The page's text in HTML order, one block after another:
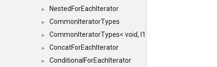
► NestedForEachIterator
► CommonIteratorTypes
► CommonIteratorTypes< void, I1, I2 >
► ConcatForEachIterator
► ConditionalForEachIterator